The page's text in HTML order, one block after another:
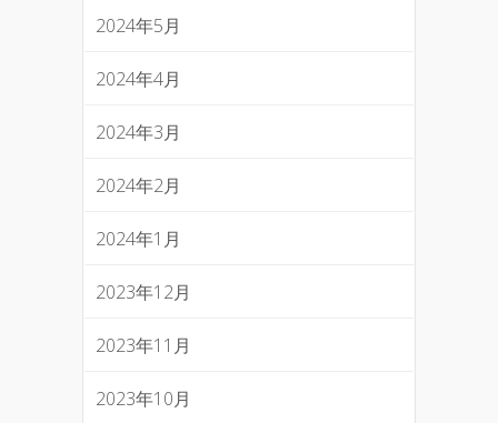
2024年5月
2024年4月
2024年3月
2024年2月
2024年1月
2023年12月
2023年11月
2023年10月